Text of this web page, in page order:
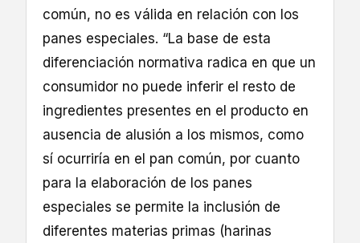
común, no es válida en relación con los
panes especiales. “La base de esta
diferenciación normativa radica en que un
consumidor no puede inferir el resto de
ingredientes presentes en el producto en
ausencia de alusión a los mismos, como
sí ocurriría en el pan común, por cuanto
para la elaboración de los panes
especiales se permite la inclusión de
diferentes materias primas (harinas